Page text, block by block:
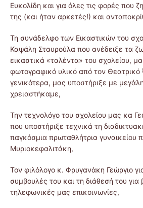
Ευκολίδη και για όλες τις φορές που
της (και ήταν αρκετές!) και
Τη συνάδελφο των Εικαστικών του
Καψάλη Σταυρούλα που ανέδειξε τα
εικαστικά «ταλέντα» του σχολείου,
φωτογραφικό υλικό από τον Θεατρικό
γενικότερα, μας υποστήριξε με
χρειαστήκαμε,
Την τεχνολόγο του σχολείου μας κα
που υποστήριξε τεχνικά τη
παγκόσμια πρωταθλήτρια γυναικείου
Μυριοκεφαλιτάκη,
Τον φιλόλογο κ. Φρυγανάκη Γεώργιο
συμβουλές του και τη διάθεσή του για
τηλεφωνικές μας επικοινωνίες,